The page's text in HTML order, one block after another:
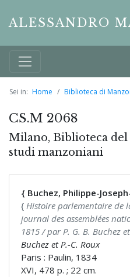
ALESSANDRO
Sei in: Home Biblioteca di
CS.M 2068
Milano, Biblioteca
studi manzoniani
{ Buchez, Philippe-
{ Histoire parlementaire de
journal des assemblées
1815 / par P. G. B. Buchez
Buchez et P.-C. Roux
Paris : Paulin, 1834
XVI, 478 p. ; 22 cm.